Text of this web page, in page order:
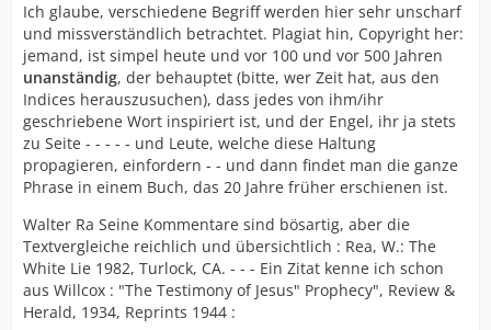
Ich glaube, verschiedene Begriff werden hier sehr unscharf
und missverständlich betrachtet. Plagiat hin, Copyright her:
jemand, ist simpel heute und vor 100 und vor 500 Jahren
unanständig, der behauptet (bitte, wer Zeit hat, aus den
Indices herauszusuchen), dass jedes von ihm/ihr
geschriebene Wort inspiriert ist, und der Engel, ihr ja stets
zu Seite - - - - - und Leute, welche diese Haltung
propagieren, einfordern - - und dann findet man die ganze
Phrase in einem Buch, das 20 Jahre früher erschienen ist.
Walter Ra Seine Kommentare sind bösartig, aber die
Textvergleiche reichlich und übersichtlich : Rea, W.: The
White Lie 1982, Turlock, CA. - - - Ein Zitat kenne ich schon
aus Willcox : "The Testimony of Jesus" Prophecy", Review &
Herald, 1934, Reprints 1944 :